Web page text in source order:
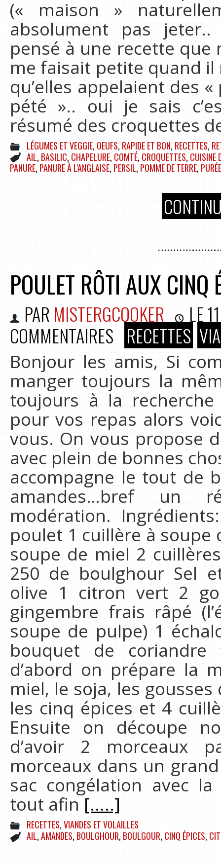
(« maison »
absolument pas jeter..
pensé à une recette
me faisait petite quand
qu’elles appelaient des
pété ».. oui je sais
résumé des croquettes
LÉGUMES ET VEGGIE, OEUFS, RAPIDE ET BON, RECETTES,
AIL, BASILIC, CHAPELURE, COMTÉ, CROQUETTES, CUISINE
PANURE, PANURE À L'ANGLAISE, PERSIL, POMME DE TERRE, PURÉE
POULET RÔTI AUX CINQ
PAR MISTERGCOOKER LE
COMMENTAIRES RECETTES
Bonjour les amis, Si
manger toujours la
toujours à la
pour vos repas alors
vous. On vous propose
avec plein de bonnes
accompagne le tout de
amandes…bref un
modération.
poulet 1 cuillère à soupe
soupe de miel 2
250 de boulghour Sel
olive 1 citron vert 2
gingembre frais râpé
soupe de pulpe) 1
bouquet de coriandre
d’abord on prépare la
miel, le soja, les
les cinq épices et 4
Ensuite on découpe
d’avoir 2 morceaux
morceaux dans un
sac congélation avec
tout afin [.....]
RECETTES,VIANDES ET VOLAILLES
AIL,AMANDES, BOULGHOUR, BOULGOUR, CINQ ÉPICES,